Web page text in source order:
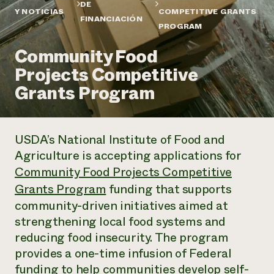
Informes anuales y financieros
Historias de impacto
Informe de
impacto 2024
LEER EL INFORME
Latinos en la agricultura
Sistemas alimentarios locales
Agricultura urbana
Las mujeres en la agricultura
Evento anual de reciclaje de productos electrónicos
Programa de descuentos de NorthWestern Energy
Servicios energéticos comerciales
Servicios energéticos residenciales
LIHEAP
Centro de intercambio de información AgriSolar
Blog
Podcasts
Publicaciones
Cursos cortos
Vídeos
Oportunidades de financiación
Noticias
Internship Hub
Buscar prácticas
Contratar a un becario
Asociaciones empresariales
Donar
Donaciones planificadas
Boletín
Consultas de los medios de comunicación
Todos
contribuyen a la
resiliencia de la
comunidad.
DONAR AHORA
Y NOTICIAS
DE
FINANCIACIÓN
COMPETITIVE GRANTS
PROGRAM
Community Food
Projects Competitive
Grants Program
USDA’s National Institute of Food and
Agriculture is accepting applications for
Community Food Projects Competitive
Grants Programfunding that supports
community-driven initiatives aimed at
strengthening local food systems and
reducing food insecurity. The program
provides a one-time infusion of Federal
funding to help communities develop self-